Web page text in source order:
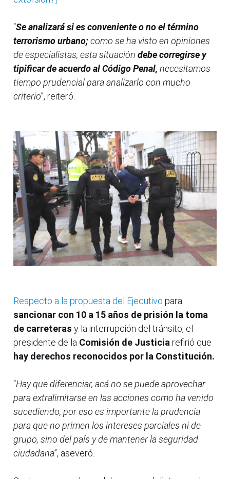
“Se analizará si es conveniente o no el término
terrorismo urbano;como se ha visto en opiniones
de especialistas, esta situación debe corregirse y
tipificar de acuerdo al Código Penal, necesitamos
tiempo prudencial para analizarlo con mucho
criterio”, reiteró.
Respecto a la propuesta del Ejecutivo para
sancionar con 10 a 15 años de prisión la toma
de carreteras y la interrupción del tránsito, el
presidente de la Comisión de Justiciarefirió que
hay derechos reconocidos por la Constitución.
“Hay que diferenciar, acá no se puede aprovechar
para extralimitarse en las acciones como ha venido
sucediendo, por eso es importante la prudencia
para que no primen los intereses parciales ni de
grupo, sino del país y de mantener la seguridad
ciudadana”, aseveró.